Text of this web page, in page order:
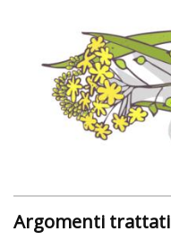
Argomenti trattati